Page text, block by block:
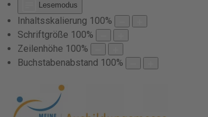
Lesemodus
Inhaltsskalierung 100%
Schriftgröße 100%
Zeilenhöhe 100%
Buchstabenabstand 100%